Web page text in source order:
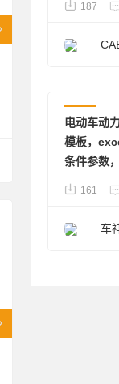
187
电动车动
模板，
条件参数
161
车